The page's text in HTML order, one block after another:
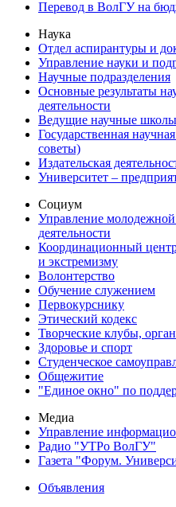
Перевод в ВолГУ на
Наука
Отдел аспирантуры и
Управление науки и
Научные подразделения
Основные результаты
деятельности
Ведущие научные школы
Государственная
советы)
Издательская
Университет –
Социум
Управление
деятельности
Координационный
и экстремизму
Волонтерство
Обучение служением
Первокурснику
Этический кодекс
Творческие клубы,
Здоровье и спорт
Студенческое
Общежитие
"Единое окно" по
Медиа
Управление
Радио "УТРо ВолГУ"
Газета "Форум.
Объявления